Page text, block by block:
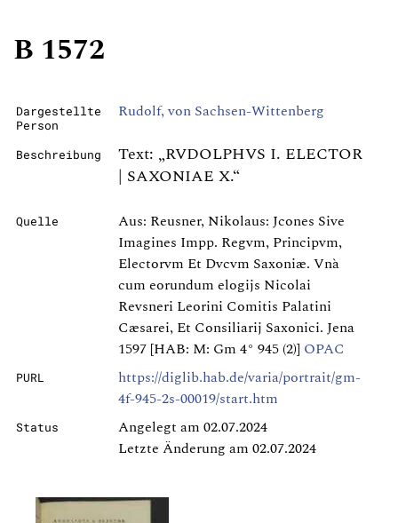
B 1572
Dargestellte
Person
Rudolf, von Sachsen-Wittenberg
Beschreibung
Text: „RVDOLPHVS I. ELECTOR
| SAXONIAE X.“
Quelle
Aus: Reusner, Nikolaus: Jcones Sive
Imagines Impp. Regvm, Principvm,
Electorvm Et Dvcvm Saxoniæ. Vnà
cum eorundum elogijs Nicolai
Revsneri Leorini Comitis Palatini
Cæsarei, Et Consiliarij Saxonici. Jena
1597 [HAB: M: Gm 4° 945 (2)] OPAC
PURL
https://diglib.hab.de/varia/portrait/gm-
4f-945-2s-00019/start.htm
Status
Angelegt am 02.07.2024
Letzte Änderung am 02.07.2024